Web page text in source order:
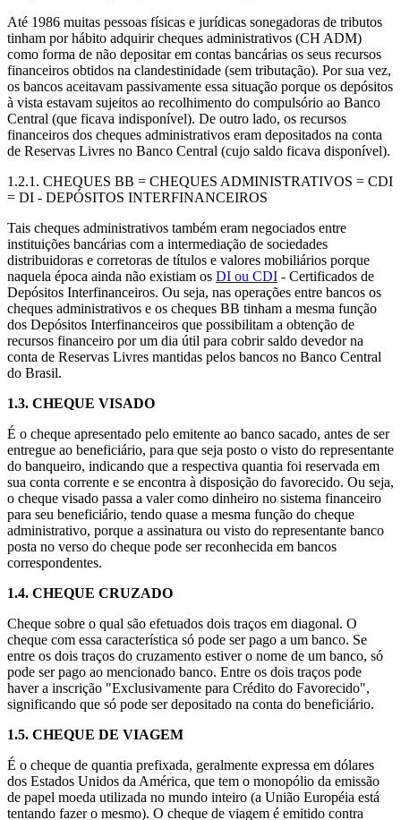
Até 1986 muitas pessoas físicas e jurídicas sonegadoras de tributos
tinham por hábito adquirir cheques administrativos (CH ADM)
como forma de não depositar em contas bancárias os seus recursos
financeiros obtidos na clandestinidade (sem tributação). Por sua vez,
os bancos aceitavam passivamente essa situação porque os depósitos
à vista estavam sujeitos ao recolhimento do compulsório ao Banco
Central (que ficava indisponível). De outro lado, os recursos
financeiros dos cheques administrativos eram depositados na conta
de Reservas Livres no Banco Central (cujo saldo ficava disponível).
1.2.1. CHEQUES BB = CHEQUES ADMINISTRATIVOS = CDI
= DI - DEPÓSITOS INTERFINANCEIROS
Tais cheques administrativos também eram negociados entre
instituições bancárias com a intermediação de sociedades
distribuidoras e corretoras de títulos e valores mobiliários porque
naquela época ainda não existiam os DI ou CDI - Certificados de
Depósitos Interfinanceiros. Ou seja, nas operações entre bancos os
cheques administrativos e os cheques BB tinham a mesma função
dos Depósitos Interfinanceiros que possibilitam a obtenção de
recursos financeiro por um dia útil para cobrir saldo devedor na
conta de Reservas Livres mantidas pelos bancos no Banco Central
do Brasil.
1.3. CHEQUE VISADO
É o cheque apresentado pelo emitente ao banco sacado, antes de ser
entregue ao beneficiário, para que seja posto o visto do representante
do banqueiro, indicando que a respectiva quantia foi reservada em
sua conta corrente e se encontra à disposição do favorecido. Ou seja,
o cheque visado passa a valer como dinheiro no sistema financeiro
para seu beneficiário, tendo quase a mesma função do cheque
administrativo, porque a assinatura ou visto do representante banco
posta no verso do cheque pode ser reconhecida em bancos
correspondentes.
1.4. CHEQUE CRUZADO
Cheque sobre o qual são efetuados dois traços em diagonal. O
cheque com essa característica só pode ser pago a um banco. Se
entre os dois traços do cruzamento estiver o nome de um banco, só
pode ser pago ao mencionado banco. Entre os dois traços pode
haver a inscrição "Exclusivamente para Crédito do Favorecido",
significando que só pode ser depositado na conta do beneficiário.
1.5. CHEQUE DE VIAGEM
É o cheque de quantia prefixada, geralmente expressa em dólares
dos Estados Unidos da América, que tem o monopólio da emissão
de papel moeda utilizada no mundo inteiro (a União Européia está
tentando fazer o mesmo). O cheque de viagem é emitido contra